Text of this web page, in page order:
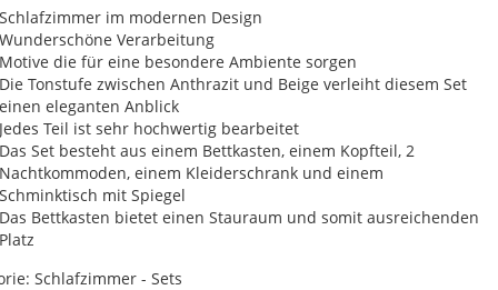
Schlafzimmer im modernen Design
Wunderschöne Verarbeitung
Motive die für eine besondere Ambiente sorgen
Die Tonstufe zwischen Anthrazit und Beige verleiht diesem Set
einen eleganten Anblick
Jedes Teil ist sehr hochwertig bearbeitet
Das Set besteht aus einem Bettkasten, einem Kopfteil, 2
Nachtkommoden, einem Kleiderschrank und einem
Schminktisch mit Spiegel
Das Bettkasten bietet einen Stauraum und somit ausreichenden
Platz
Schlafzimmer - Sets